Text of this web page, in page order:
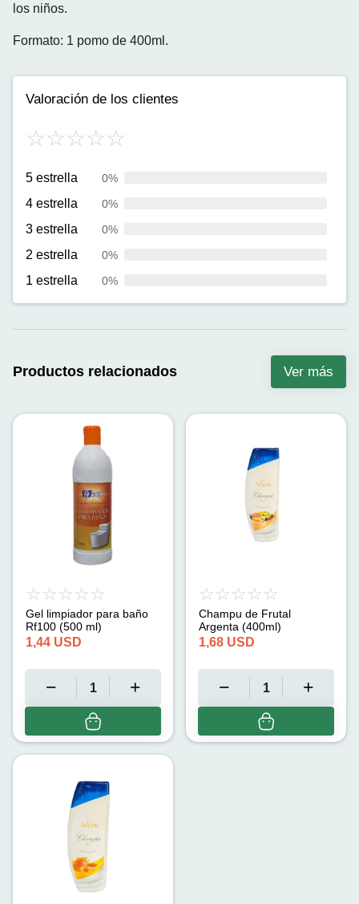
los niños.
Formato: 1 pomo de 400ml.
Valoración de los clientes
5 estrella 0%
4 estrella 0%
3 estrella 0%
2 estrella 0%
1 estrella 0%
Productos relacionados Ver más
Gel limpiador para baño
Rf100 (500 ml)
1,44 USD
Champu de Frutal
Argenta (400ml)
1,68 USD